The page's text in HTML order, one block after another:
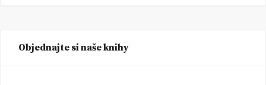
Objednajte si naše knihy